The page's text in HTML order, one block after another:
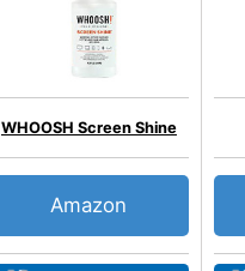
WHOOSH Screen Shine
Amazon